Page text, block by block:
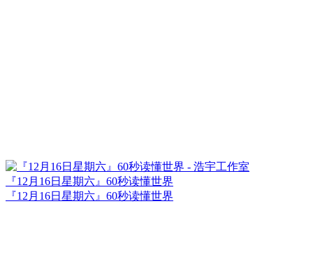
『12月16日星期六』60秒读懂世界
『12月16日星期六』60秒读懂世界